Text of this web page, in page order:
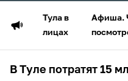
Тула в
лицах
Афиша.
В Туле потратят 15